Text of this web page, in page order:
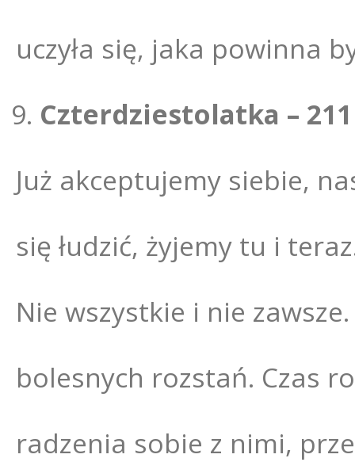
uczyła się, jaka powinna
Czterdziestolatka – 211
Już akceptujemy siebie,
się łudzić, żyjemy tu i
Nie wszystkie i nie
bolesnych rozstań. Czas
radzenia sobie z nimi,